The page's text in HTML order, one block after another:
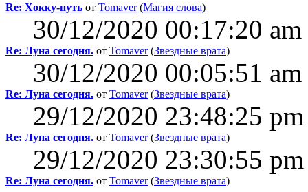
Re: Хокку-путь от Tomaver(Магия слова)
30/12/2020 00:17:20 am
Re: Луна сегодня. от Tomaver(Звездные врата)
30/12/2020 00:05:51 am
Re: Луна сегодня. от Tomaver(Звездные врата)
29/12/2020 23:48:25 pm
Re: Луна сегодня. от Tomaver(Звездные врата)
29/12/2020 23:30:55 pm
Re: Луна сегодня. от Tomaver(Звездные врата)